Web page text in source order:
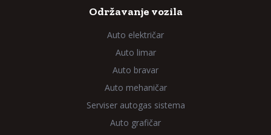
Održavanje vozila
Auto električar
Auto limar
Auto bravar
Auto mehaničar
Serviser autogas sistema
Auto grafičar